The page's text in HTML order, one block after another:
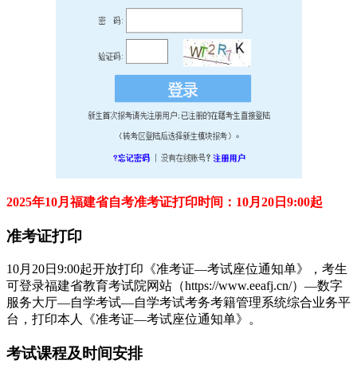
2025年10月福建省自考准考证打印时间：10月20日9:00起
准考证打印
10月20日9:00起开放打印《准考证—考试座位通知单》，考生
可登录福建省教育考试院网站（https://www.eeafj.cn/）—数字
服务大厅—自学考试—自学考试考务考籍管理系统综合业务平
台，打印本人《准考证—考试座位通知单》。
考试课程及时间安排